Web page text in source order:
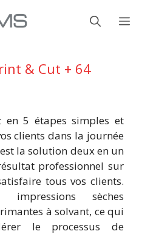
& Cut + 64
en 5 étapes simples et
clients dans la journée
la solution deux en un
professionnel sur
tous vos clients.
sèches
à solvant, ce qui
le processus de